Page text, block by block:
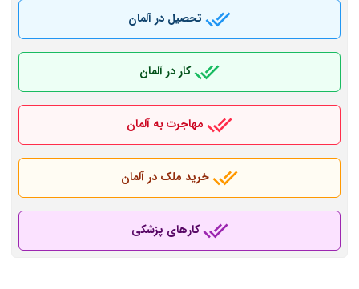
تحصیل در آلمان
کار در آلمان
مهاجرت به آلمان
خرید ملک در آلمان
کارهای پزشکی